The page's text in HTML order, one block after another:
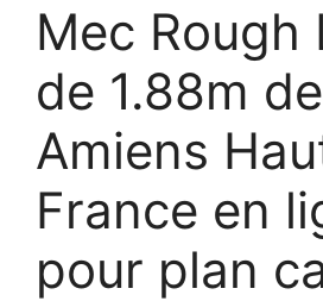
Mec Rough
de 1.88m de
Amiens
France en
pour plan